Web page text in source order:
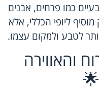
כמו פרחים, אבנים
ליופי הכללי, אלא
לטבע ולמקום עצמו.
והאווירה